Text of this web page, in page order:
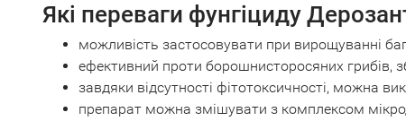
Які переваги фунгіциду
можливість застосовувати при вирощуванні
ефективний проти борошнисторосяних грибів,
завдяки відсутності фітотоксичності, можна
препарат можна змішувати з комплексом